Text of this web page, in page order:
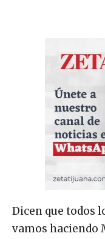
Dicen que todos
vamos haciendo